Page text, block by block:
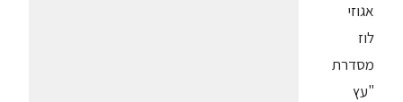
אגוזי
לוז
מסדרת
"עץ